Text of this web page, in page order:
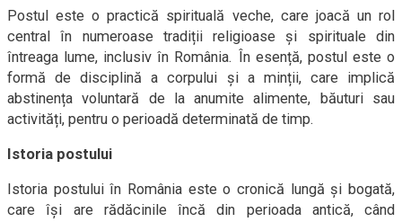
Postul este o practică spirituală veche, care joacă un rol
central în numeroase tradiții religioase și spirituale din
întreaga lume, inclusiv în România. În esență, postul este o
formă de disciplină a corpului și a minții, care implică
abstinența voluntară de la anumite alimente, băuturi sau
activități, pentru o perioadă determinată de timp.
Istoria postului
Istoria postului în România este o cronică lungă și bogată,
care își are rădăcinile încă din perioada antică, când